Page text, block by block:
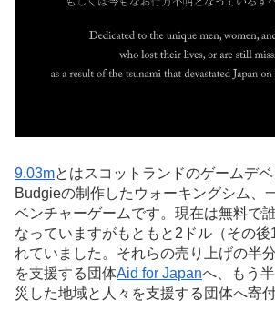
9.03mとはスコットランドのゲームデ
Budgieの制作したウォーキングシム、
ベンチャーゲームです。現在は無料で
なっていますがもともと2ドル（その後
れていました。それらの売り上げの半
を支援する団体Aid for Japanへ、もう
災した地域と人々を支援する団体へ寄